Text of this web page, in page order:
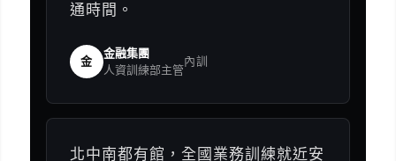
通時間。
金
金融集團
人資訓練部主管
內訓
北中南都有館，全國業務訓練就近安